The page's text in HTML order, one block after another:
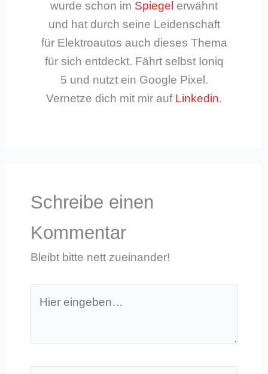
wurde schon im Spiegel erwähnt
und hat durch seine Leidenschaft
für Elektroautos auch dieses Thema
für sich entdeckt. Fährt selbst Ioniq
5 und nutzt ein Google Pixel.
Vernetze dich mit mir auf Linkedin.
Schreibe einen
Kommentar
Bleibt bitte nett zueinander!
eingeben…